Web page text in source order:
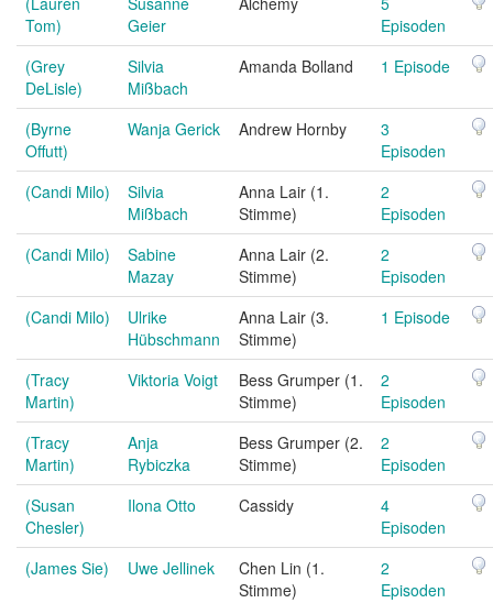
Tom)
Geier
Episoden
(Grey
DeLisle)
Silvia
Mißbach
Amanda Bolland 1 Episode
(Byrne
Offutt)
Wanja Gerick Andrew Hornby
3
Episoden
(Candi Milo)
Silvia
Mißbach
Anna Lair (1.
Stimme)
2
Episoden
(Candi Milo)
Sabine
Mazay
Anna Lair (2.
Stimme)
2
Episoden
(Candi Milo)
Ulrike
Hübschmann
Anna Lair (3.
Stimme)
1 Episode
(Tracy
Martin)
Viktoria Voigt
Bess Grumper (1.
Stimme)
2
Episoden
(Tracy
Martin)
Anja
Rybiczka
Bess Grumper (2.
Stimme)
2
Episoden
(Susan
Chesler)
Ilona Otto Cassidy
4
Episoden
(James Sie)
Uwe Jellinek
Chen Lin (1.
Stimme)
2
Episoden